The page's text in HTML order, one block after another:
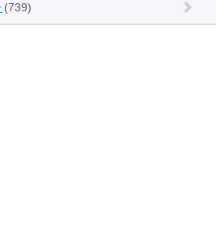
(739)